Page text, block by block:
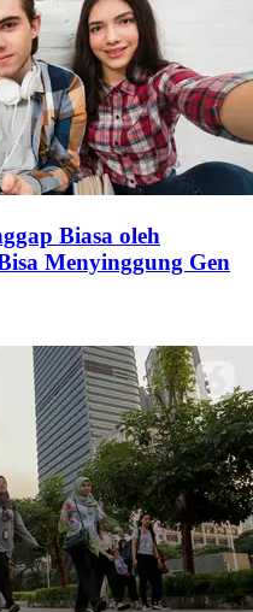
Biasa oleh
Menyinggung Gen